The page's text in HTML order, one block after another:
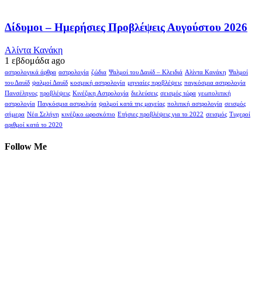
Δίδυμοι – Ημερήσιες Προβλέψεις Αυγούστου 2026
Αλίντα Κανάκη
1 εβδομάδα ago
αστρολογικά άρθρα αστρολογία ζώδια Ψαλμοί του Δαυίδ – Κλειδιά Αλίντα Κανάκη Ψαλμοί
του Δαυίδ ψαλμοί Δαυίδ κοσμική αστρολογία μηνιαίες προβλέψεις παγκόσμια αστρολογία
Πανσέληνος προβλέψεις Κινέζικη Αστρολογία διελεύσεις σεισμός τώρα γεωπολιτική
αστρολογία Παγκόσμια αστρολγία ψαλμοί κατά της μαγείας πολιτική αστρολογία σεισμός
σήμερα Νέα Σελήνη κινέζικο ωροσκόπιο Ετήσιες προβλέψεις για το 2022 σεισμός Τυχεροί
αριθμοί κατά το 2020
Follow Me